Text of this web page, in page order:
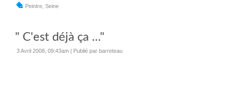
Peintre Seine
" C'est déjà ça ..."
3 Avril 2008, 09:43am | Publié par barreteau